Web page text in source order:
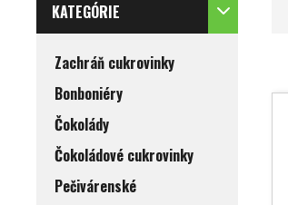
KATEGÓRIE
Zachráň cukrovinky
Bonboniéry
Čokolády
Čokoládové cukrovinky
Pečivárenské